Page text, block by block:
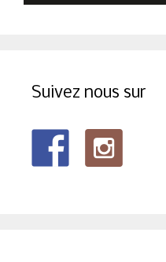
Suivez nous sur